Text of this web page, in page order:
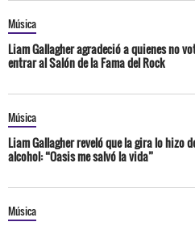
Música
Liam Gallagher agradeció a quienes no
entrar al Salón de la Fama del Rock
Música
Liam Gallagher reveló que la gira lo hizo
alcohol: “Oasis me salvó la vida”
Música